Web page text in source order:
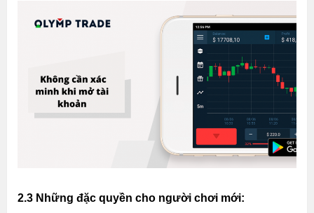
2.3 Những đặc quyền cho người chơi mới: